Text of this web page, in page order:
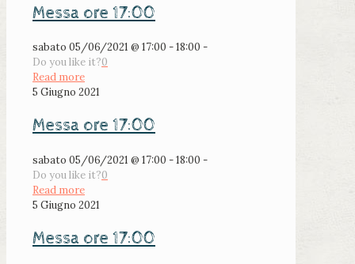
Messa ore 17:00
sabato 05/06/2021 @ 17:00 - 18:00 -
Do you like it?0
Read more
5 Giugno 2021
Messa ore 17:00
sabato 05/06/2021 @ 17:00 - 18:00 -
Do you like it?0
Read more
5 Giugno 2021
Messa ore 17:00